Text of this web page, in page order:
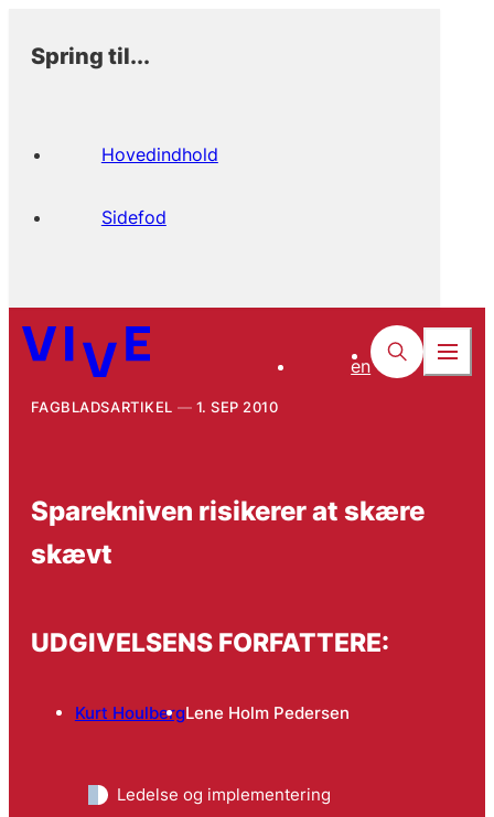
Spring til...
Hovedindhold
Sidefod
en
FAGBLADSARTIKEL 1. SEP 2010
Sparekniven risikerer at skære
skævt
UDGIVELSENS FORFATTERE:
Kurt HoulbergLene Holm Pedersen
Ledelse og implementering